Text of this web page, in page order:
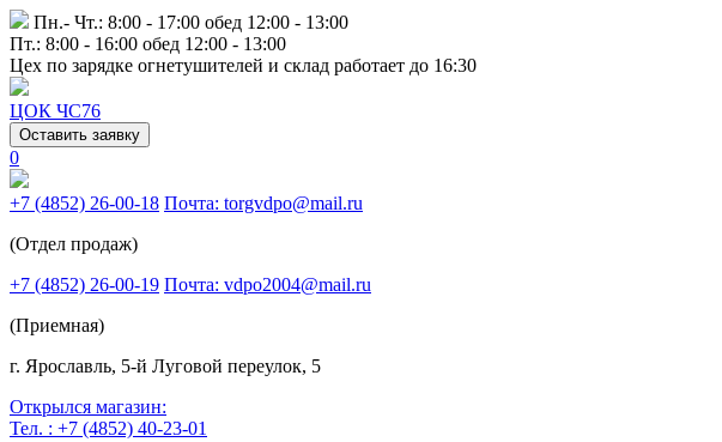
Пн.- Чт.: 8:00 - 17:00 обед 12:00 - 13:00
Пт.: 8:00 - 16:00 обед 12:00 - 13:00
Цех по зарядке огнетушителей и склад работает до 16:30
ЦОК ЧС76
Оставить заявку
0
+7 (4852) 26-00-18 Почта: torgvdpo@mail.ru
(Отдел продаж)
+7 (4852) 26-00-19 Почта: vdpo2004@mail.ru
(Приемная)
г. Ярославль, 5-й Луговой переулок, 5
Открылся магазин:
Тел. : +7 (4852) 40-23-01